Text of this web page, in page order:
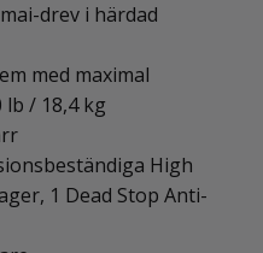
drev i härdad
med maximal
/ 18,4 kg
High
1 Dead Stop Anti-